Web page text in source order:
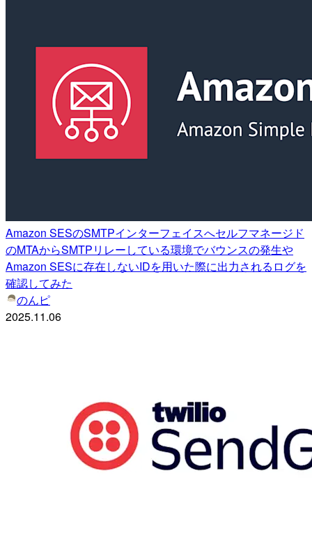
Amazon SESのSMTPインターフェイスへセルフマネージド
のMTAからSMTPリレーしている環境でバウンスの発生や
Amazon SESに存在しないIDを用いた際に出力されるログを
確認してみた
のんピ
2025.11.06